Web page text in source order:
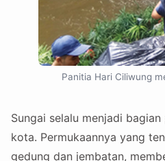
Panitia Hari Ciliwung
Sungai selalu menjadi
kota. Permukaannya yang
gedung dan jembatan,